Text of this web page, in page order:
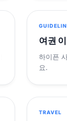
여권
하이픈
요.
TRAVEL